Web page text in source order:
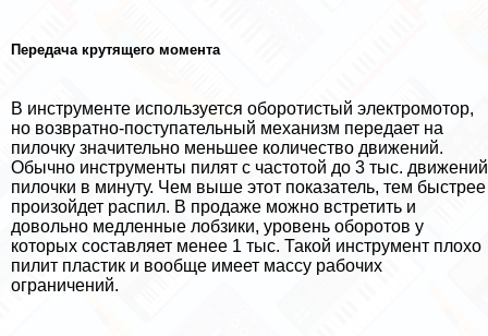
Передача крутящего момента
В инструменте используется оборотистый электромотор,
но возвратно-поступательный механизм передает на
пилочку значительно меньшее количество движений.
Обычно инструменты пилят с частотой до 3 тыс. движений
пилочки в минуту. Чем выше этот показатель, тем быстрее
произойдет распил. В продаже можно встретить и
довольно медленные лобзики, уровень оборотов у
которых составляет менее 1 тыс. Такой инструмент плохо
пилит пластик и вообще имеет массу рабочих
ограничений.